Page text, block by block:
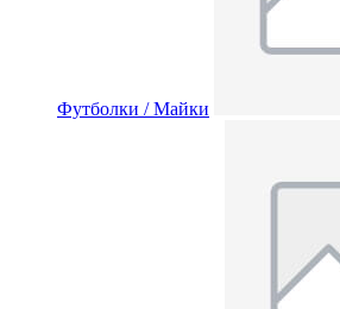
Футболки / Майки